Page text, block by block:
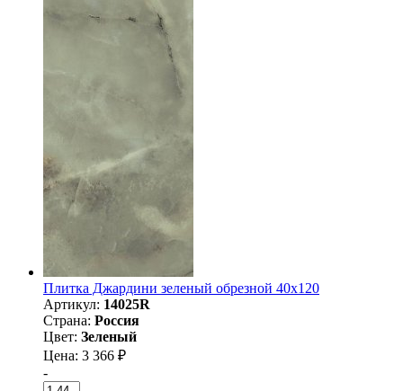
Плитка Джардини зеленый обрезной 40x120
Артикул: 14025R
Страна: Россия
Цвет: Зеленый
Цена: 3 366 ₽
-